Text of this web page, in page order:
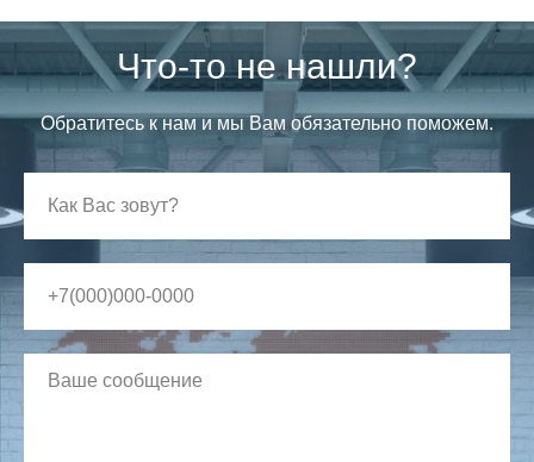
Что-то не нашли?
Обратитесь к нам и мы Вам обязательно поможем.